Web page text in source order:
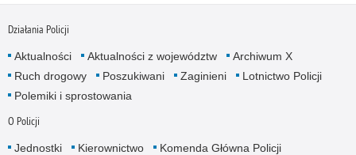
Działania Policji
Aktualności Aktualności z województw
Archiwum X
Ruch drogowy
Poszukiwani Zaginieni
Lotnictwo Policji
Polemiki i sprostowania
O Policji
Jednostki Kierownictwo
Komenda Główna Policji